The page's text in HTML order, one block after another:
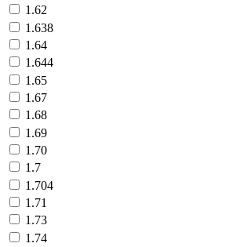
1.62
1.638
1.64
1.644
1.65
1.67
1.68
1.69
1.70
1.7
1.704
1.71
1.73
1.74